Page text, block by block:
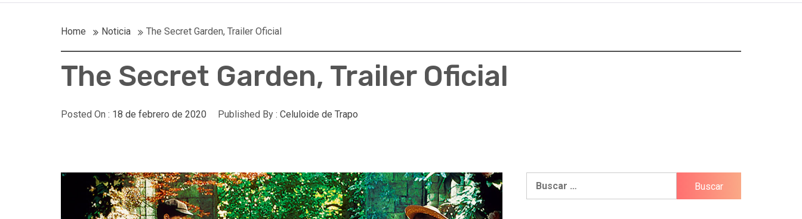
Home Noticia The Secret Garden, Trailer Oficial
The Secret Garden, Trailer Oficial
Posted On : 18 de febrero de 2020 Published By : Celuloide de Trapo